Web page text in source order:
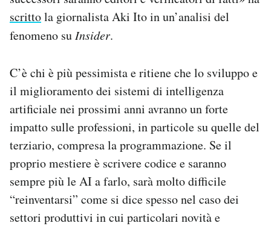
scrittola giornalista Aki Ito in un’analisi del
fenomeno su Insider.
C’è chi è più pessimista e ritiene che lo sviluppo e
il miglioramento dei sistemi di intelligenza
artificiale nei prossimi anni avranno un forte
impatto sulle professioni, in particole su quelle del
terziario, compresa la programmazione. Se il
proprio mestiere è scrivere codice e saranno
sempre più le AI a farlo, sarà molto difficile
“reinventarsi” come si dice spesso nel caso dei
settori produttivi in cui particolari novità e